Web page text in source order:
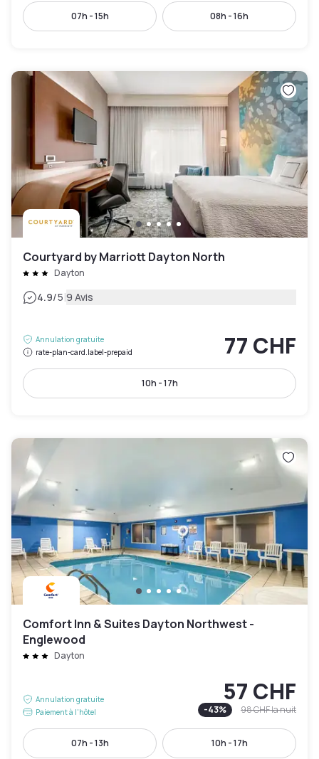
07h - 15h 08h - 16h
Courtyard by Marriott Dayton North
Dayton
4.9/5|9 Avis
Annulation gratuite
rate-plan-card.label-prepaid
77 CHF
10h - 17h
Comfort Inn & Suites Dayton Northwest -
Englewood
Dayton
Annulation gratuite
Paiement à l'hôtel
57 CHF
-43% 98 CHFla nuit
07h - 13h 10h - 17h